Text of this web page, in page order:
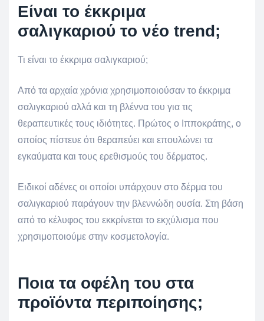
Είναι το έκκριμα
σαλιγκαριού το νέο trend;
Τι είναι το έκκριμα σαλιγκαριού;
Από τα αρχαία χρόνια χρησιμοποιούσαν το έκκριμα
σαλιγκαριού αλλά και τη βλέννα του για τις
θεραπευτικές τους ιδιότητες. Πρώτος ο Ιπποκράτης, ο
οποίος πίστευε ότι θεραπεύει και επουλώνει τα
εγκαύματα και τους ερεθισμούς του δέρματος.
Ειδικοί αδένες οι οποίοι υπάρχουν στο δέρμα του
σαλιγκαριού παράγουν την βλεννώδη ουσία. Στη βάση
από το κέλυφος του εκκρίνεται το εκχύλισμα που
χρησιμοποιούμε στην κοσμετολογία.
Ποια τα οφέλη του στα
προϊόντα περιποίησης;